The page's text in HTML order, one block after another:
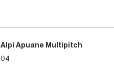
Alpi Apuane Multipitch
04